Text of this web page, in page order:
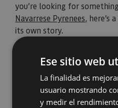
you’re looking for
Navarrese Pyrenees, here’s
its own story.
Ese sitio web
La finalidad es
usuario mostrando
y medir el